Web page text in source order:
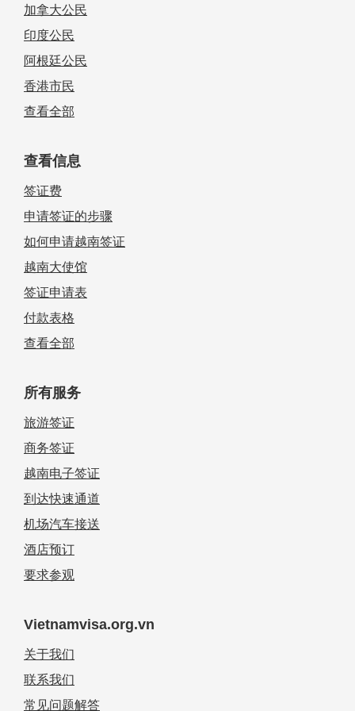
加拿大公民
印度公民
阿根廷公民
香港市民
查看全部
查看信息
签证费
申请签证的步骤
如何申请越南签证
越南大使馆
签证申请表
付款表格
查看全部
所有服务
旅游签证
商务签证
越南电子签证
到达快速通道
机场汽车接送
酒店预订
要求参观
Vietnamvisa.org.vn
关于我们
联系我们
常见问题解答